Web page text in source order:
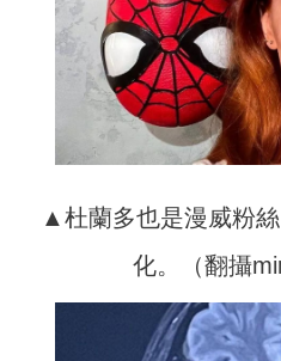
▲杜蘭多也是漫威粉
化。（翻攝